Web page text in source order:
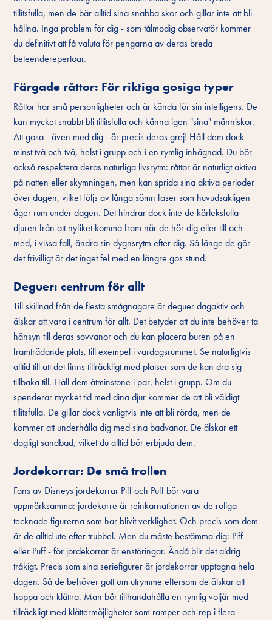
tillitsfulla, men de bär alltid sina snabba skor och gillar inte att bli
hållna. Inga problem för dig - som tålmodig observatör kommer
du definitivt att få valuta för pengarna av deras breda
beteenderepertoar.
Färgade råttor: För riktiga gosiga typer
Råttor har små personligheter och är kända för sin intelligens. De
kan mycket snabbt bli tillitsfulla och känna igen "sina" människor.
Att gosa - även med dig - är precis deras grej! Håll dem dock
minst två och två, helst i grupp och i en rymlig inhägnad. Du bör
också respektera deras naturliga livsrytm: råttor är naturligt aktiva
på natten eller skymningen, men kan sprida sina aktiva perioder
över dagen, vilket följs av långa sömn faser som huvudsakligen
äger rum under dagen. Det hindrar dock inte de kärleksfulla
djuren från att nyfiket komma fram när de hör dig eller till och
med, i vissa fall, ändra sin dygnsrytm efter dig. Så länge de gör
det frivilligt är det inget fel med en längre gos stund.
Deguer: centrum för allt
Till skillnad från de flesta smågnagare är deguer dagaktiv och
älskar att vara i centrum för allt. Det betyder att du inte behöver ta
hänsyn till deras sovvanor och du kan placera buren på en
framträdande plats, till exempel i vardagsrummet. Se naturligtvis
alltid till att det finns tillräckligt med platser som de kan dra sig
tillbaka till. Håll dem åtminstone i par, helst i grupp. Om du
spenderar mycket tid med dina djur kommer de att bli väldigt
tillitsfulla. De gillar dock vanligtvis inte att bli rörda, men de
kommer att underhålla dig med sina badvanor. De älskar ett
dagligt sandbad, vilket du alltid bör erbjuda dem.
Jordekorrar: De små trollen
Fans av Disneys jordekorrar Piff och Puff bör vara
uppmärksamma: jordekorre är reinkarnationen av de roliga
tecknade figurerna som har blivit verklighet. Och precis som dem
är de alltid ute efter trubbel. Men du måste bestämma dig: Piff
eller Puff - för jordekorrar är enstöringar. Ändå blir det aldrig
tråkigt. Precis som sina seriefigurer är jordekorrar upptagna hela
dagen. Så de behöver gott om utrymme eftersom de älskar att
hoppa och klättra. Man bör tillhandahålla en rymlig voljär med
tillräckligt med klättermöjligheter som ramper och rep i flera